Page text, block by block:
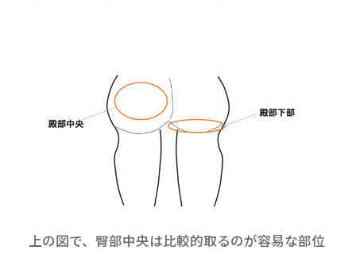
上の図で、臀部中央は比較的取るのが容易な部位